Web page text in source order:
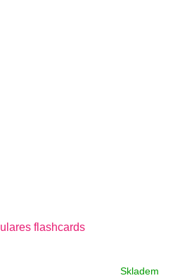
flashcards
Skladem